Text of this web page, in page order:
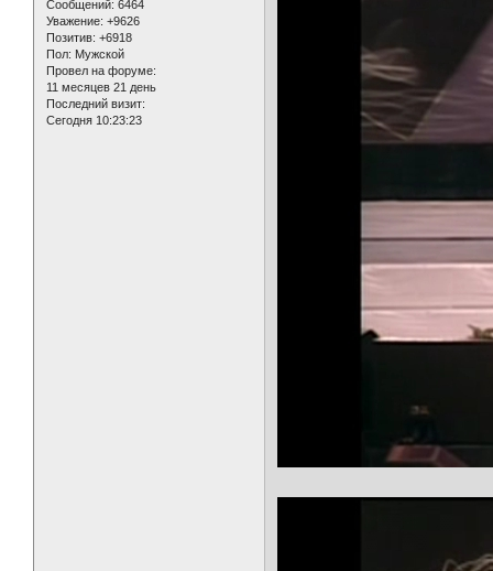
Сообщений: 6464
Уважение: +9626
Позитив: +6918
Пол: Мужской
Провел на форуме:
11 месяцев 21 день
Последний визит:
Сегодня 10:23:23